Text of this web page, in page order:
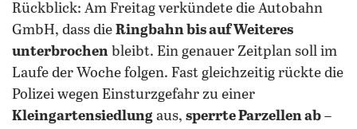
Rückblick: Am Freitag verkündete die Autobahn
GmbH, dass die Ringbahn bis auf Weiteres
unterbrochen bleibt. Ein genauer Zeitplan soll im
Laufe der Woche folgen. Fast gleichzeitig rückte die
Polizei wegen Einsturzgefahr zu einer
Kleingartensiedlung aus, sperrte Parzellen ab –